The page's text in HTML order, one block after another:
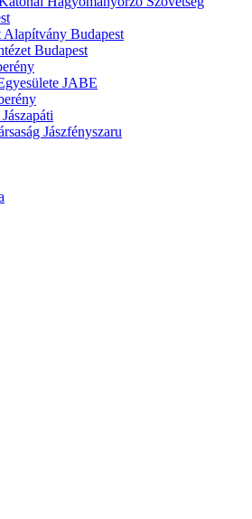
Budapest
Budapest
JABE
Jászfényszaru